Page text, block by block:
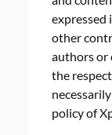
expressed
other
authors or
the
policy of